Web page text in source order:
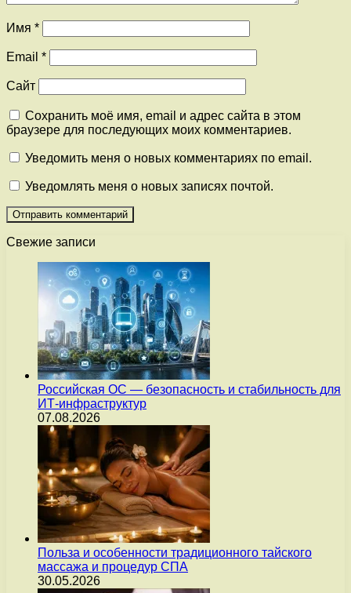
Имя *
Email *
Сайт
Сохранить моё имя, email и адрес сайта в этом
браузере для последующих моих комментариев.
Уведомить меня о новых комментариях по email.
Уведомлять меня о новых записях почтой.
Свежие записи
Российская ОС — безопасность и стабильность для
ИТ-инфраструктур
07.08.2026
Польза и особенности традиционного тайского
массажа и процедур СПА
30.05.2026